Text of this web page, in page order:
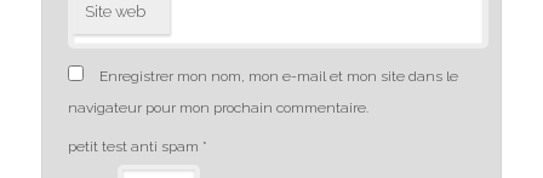
Site web
Enregistrer mon nom, mon e-mail et mon site dans le
navigateur pour mon prochain commentaire.
petit test anti spam *